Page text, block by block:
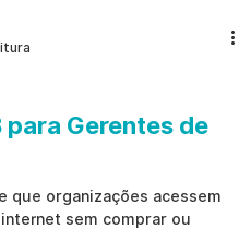
para Gerentes de
que organizações acessem
sem comprar ou